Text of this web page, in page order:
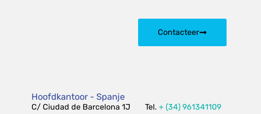
Contacteer
Hoofdkantoor - Spanje
C/ Ciudad de Barcelona 1J Tel.+ (34) 961341109